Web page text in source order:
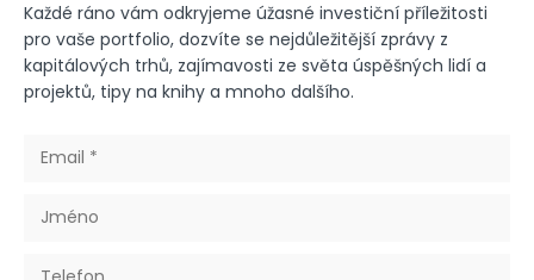
Každé ráno vám odkryjeme úžasné investiční příležitosti
pro vaše portfolio, dozvíte se nejdůležitější zprávy z
kapitálových trhů, zajímavosti ze světa úspěšných lidí a
projektů, tipy na knihy a mnoho dalšího.